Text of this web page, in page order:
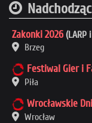
Zakonki 2026 (LARP
Brzeg
Festiwal Gier i
Piła
Wrocławskie
Wrocław